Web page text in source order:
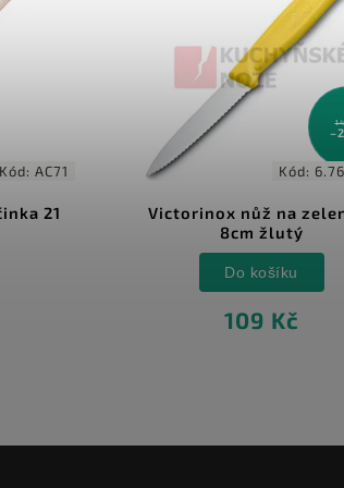
149 Kč
–26 %
Kód:6.7636.L118
Victorinox nůž na zeleninu